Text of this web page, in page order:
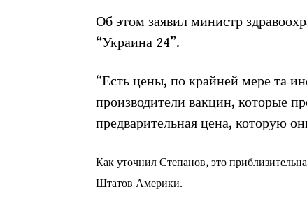
Об этом заявил министр
“Украина 24”.
“Есть цены, по крайней мере та
производители вакцин, которые
предварительная цена, которую
Как уточнил Степанов, это
Штатов Америки.